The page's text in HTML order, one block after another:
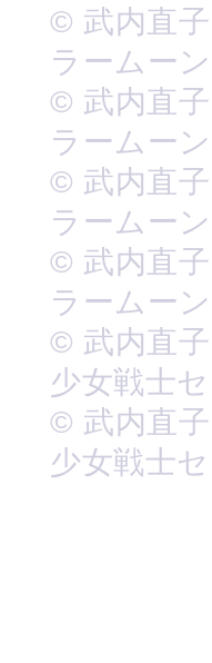
© 武内直
ラームー
© 武内直
ラームー
© 武内直
ラームー
© 武内直
ラームー
© 武内直
少女戦士
© 武内直
少女戦士